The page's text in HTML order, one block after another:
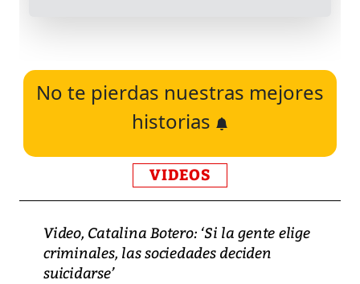
No te pierdas nuestras mejores
historias
VIDEOS
Video, Catalina Botero: ‘Si la gente elige
criminales, las sociedades deciden
suicidarse’